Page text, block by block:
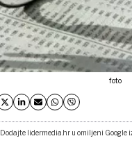
foto
Dodajte lidermedia.hr u omiljeni Google